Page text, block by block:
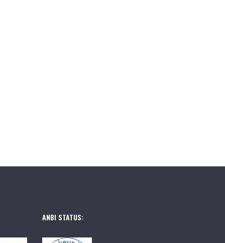
ANBI STATUS: